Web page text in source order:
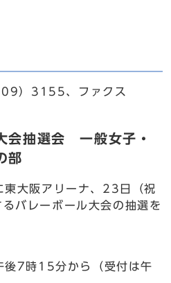
）3155、ファクス
会抽選会 一般女子・
部
大阪アリーナ、23日（祝
バレーボール大会の抽選を
7時15分から（受付は午